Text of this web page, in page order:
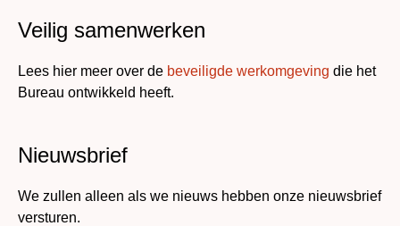
Veilig samenwerken
Lees hier meer over de beveiligde werkomgeving die het
Bureau ontwikkeld heeft.
Nieuwsbrief
We zullen alleen als we nieuws hebben onze nieuwsbrief
versturen.